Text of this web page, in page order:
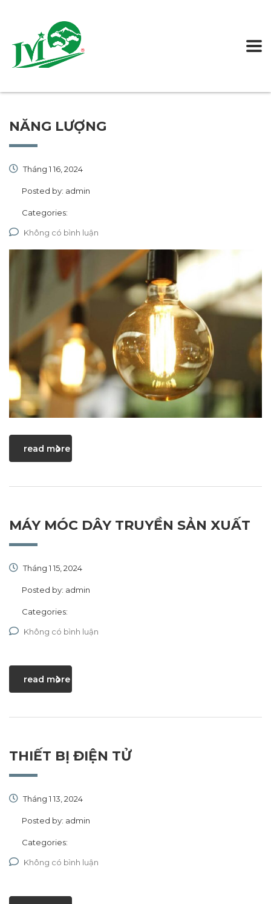
NĂNG LƯỢNG
Tháng 1 16, 2024
Posted by: admin
Categories:
Không có bình luận
read more
MÁY MÓC DÂY TRUYỀN SẢN XUẤT
Tháng 1 15, 2024
Posted by: admin
Categories:
Không có bình luận
read more
THIẾT BỊ ĐIỆN TỬ
Tháng 1 13, 2024
Posted by: admin
Categories:
Không có bình luận